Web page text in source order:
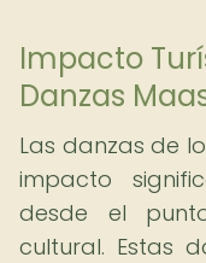
Impacto
Danzas
Las danzas de
impacto
desde el
cultural. Estas